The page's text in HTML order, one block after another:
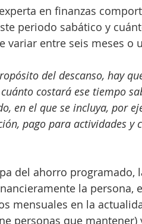
en finanzas
periodo sabático y
variar entre seis meses o
del descanso, hay
costará ese tiempo
en el que se incluya, por
pago para actividades y
del ahorro programado,
la persona,
mensuales en la
personas que mantener)